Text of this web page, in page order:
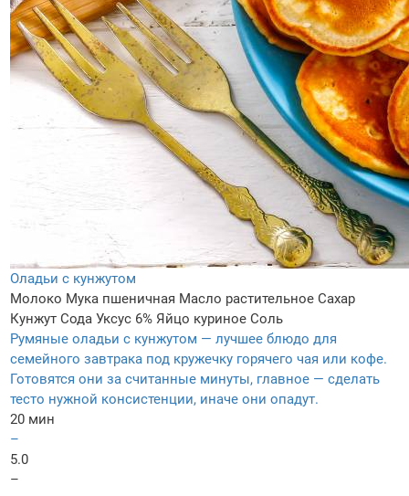
Оладьи с кунжутом
Молоко Мука пшеничная Масло растительное Сахар
Кунжут Сода Уксус 6% Яйцо куриное Соль
Румяные оладьи с кунжутом — лучшее блюдо для
семейного завтрака под кружечку горячего чая или кофе.
Готовятся они за считанные минуты, главное — сделать
тесто нужной консистенции, иначе они опадут.
20 мин
–
5.0
–